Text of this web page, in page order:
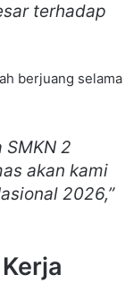
terhadap
berjuang selama
2
akan kami
2026,”